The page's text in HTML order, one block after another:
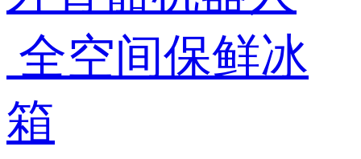
全空间保鲜冰
箱